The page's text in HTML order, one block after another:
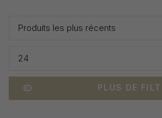
Produits les plus récents
24
PLUS DE